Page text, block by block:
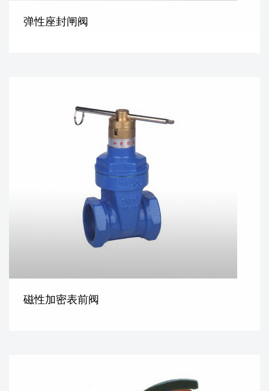
弹性座封闸阀
磁性加密表前阀